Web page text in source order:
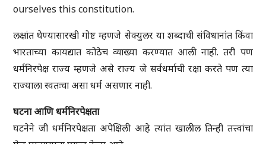
ourselves this constitution.
लक्षांत घेण्यासारखी गोष्ट म्हणजे सेक्युलर या शब्दाची संविधानांत किंवा
भारताच्या कायद्यात कोठेच व्याख्या करण्यात आली नाही. तरी पण
धर्मनिरपेक्ष राज्य म्हणजे असे राज्य जे सर्वधर्माची रक्षा करते पण त्या
राज्याला स्वतःचा असा धर्म असणार नाही.
घटना आणि धर्मनिरपेक्षता
घटनेने जी धर्मनिरपेक्षता अपेक्षिली आहे त्यांत खालील तिन्ही तत्त्वांचा